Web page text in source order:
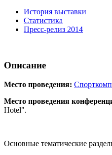
История выставки
Статистика
Пресс-релиз 2014
Описание
Место проведения:
Место проведения
Hotel".
Основные тематические